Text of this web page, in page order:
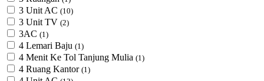
3 Unit AC (10)
3 Unit TV (2)
3AC (1)
4 Lemari Baju (1)
4 Menit Ke Tol Tanjung Mulia (1)
4 Ruang Kantor (1)